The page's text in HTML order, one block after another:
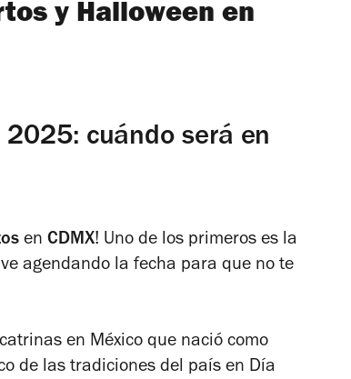
y Halloween en
cuándo será en
en CDMX! Uno de los primeros es la
agendando la fecha para que no te
en México que nació como
de las tradiciones del país en Día